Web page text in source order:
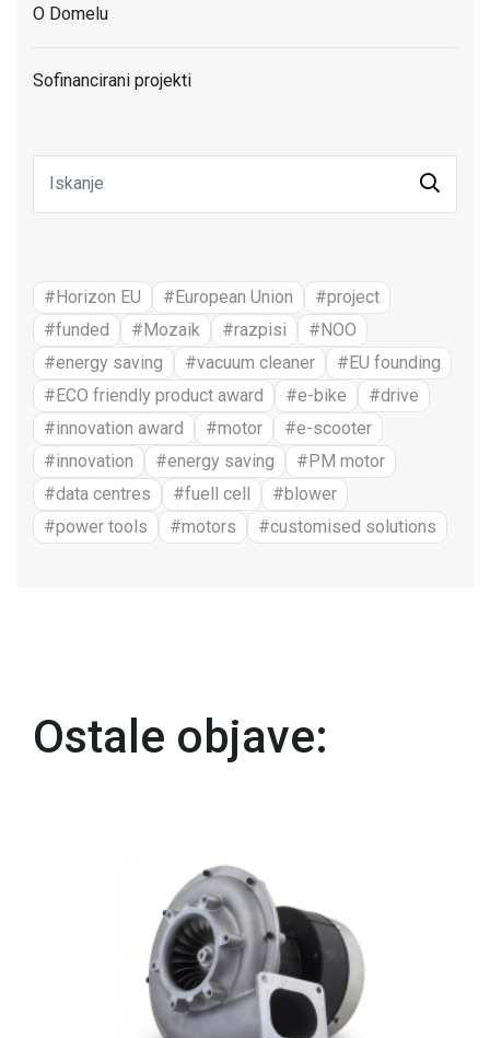
O Domelu
Sofinancirani projekti
#Horizon EU #European Union
#project
#funded
#Mozaik #razpisi
#NOO
#energy saving
#vacuum cleaner
#EU founding
#ECO friendly product award
#e-bike
#drive
#innovation award
#motor
#e-scooter
#innovation
#energy saving
#PM motor
#data centres
#fuell cell
#blower
#power tools
#motors #customised solutions
Ostale objave: